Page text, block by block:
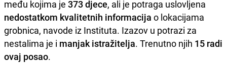
među kojima je 373 djece, ali je potraga uslovljena
nedostatkom kvalitetnih informacija o lokacijama
grobnica, navode iz Instituta. Izazov u potrazi za
nestalima je i manjak istražitelja. Trenutno njih 15 radi
ovaj posao.